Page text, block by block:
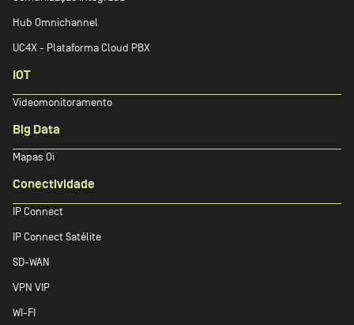
Hub Omnichannel
UC4X - Plataforma Cloud PBX
IOT
Videomonitoramento
Big Data
Mapas Oi
Conectividade
IP Connect
IP Connect Satélite
SD-WAN
VPN VIP
WI-FI